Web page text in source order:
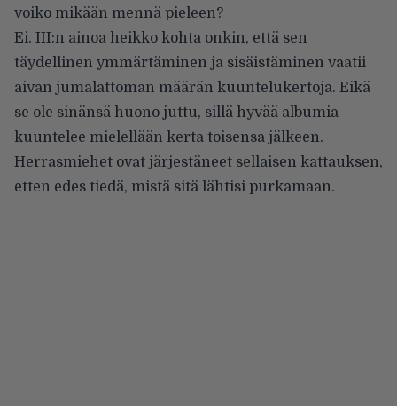
voiko mikään mennä pieleen?
Ei. III:n ainoa heikko kohta onkin, että sen
täydellinen ymmärtäminen ja sisäistäminen vaatii
aivan jumalattoman määrän kuuntelukertoja. Eikä
se ole sinänsä huono juttu, sillä hyvää albumia
kuuntelee mielellään kerta toisensa jälkeen.
Herrasmiehet ovat järjestäneet sellaisen kattauksen,
etten edes tiedä, mistä sitä lähtisi purkamaan.